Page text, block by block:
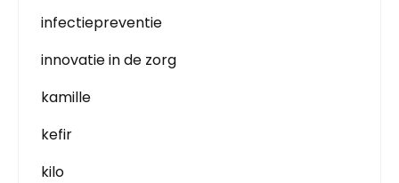
infectiepreventie
innovatie in de zorg
kamille
kefir
kilo